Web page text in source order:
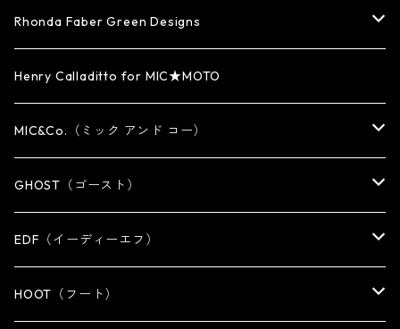
WATCH BAND
CUFF・BUNGLE
NECKLACE
KEY CHAIN
WALLET CHAIN
WALLET・CARD CASE
PENDANT
BRACELET/CUFF
NECKLACE
WALLET
WALLET CHAIN
KEY CHAIN
BRACELET
PENDANT / NECKLACE
RING
PENDANT / NECKLACE
EARRING
OTHER
Rhonda Faber Green Designs
RING
PENDANT
EARRING
Henry Calladitto for MIC★MOTO
MIC&Co.（ミック アンド コー）
RING
EARRING
PENDANT
GHOST（ゴースト）
RING
EARRING
EDF（イーディーエフ）
RING
HOOT（フート）